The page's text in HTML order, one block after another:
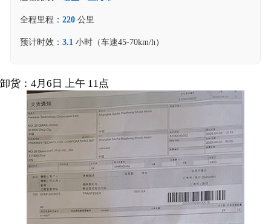
全程里程： 220公里
预计时效： 3.1小时（车速45-70km/h）
卸货：4月6日 上午 11点